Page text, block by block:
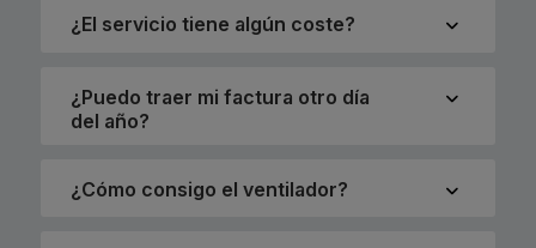
¿El servicio tiene algún coste?
¿Puedo traer mi factura otro día
del año?
¿Cómo consigo el ventilador?